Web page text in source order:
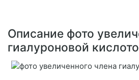
Описание фото
гиалуроновой